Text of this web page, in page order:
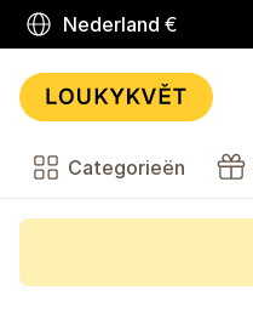
Nederland €
Categorieën